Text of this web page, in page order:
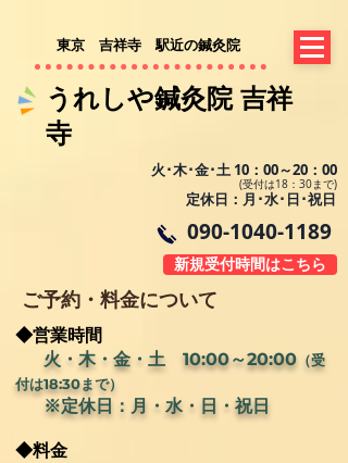
​東京 吉祥寺 駅近の鍼灸院
​​うれしや鍼灸院 吉祥
寺​
火･木･金･土 10：00～20：00
(受付は18：30まで)
定休日：月･水･日･祝日
090-1040-1189
新規受付時間はこちら
ご予約・料金について
◆営業時間
火・木・金・土 10:00～20:00 （受
付は18:30まで）
※定休日：月・水・日・祝日
◆料金